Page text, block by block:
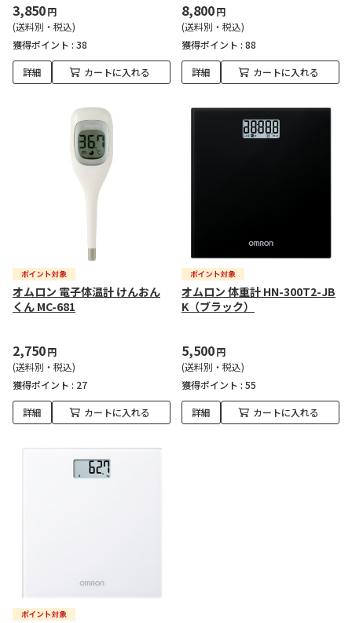
3,850円
(送料別・税込)
獲得ポイント : 38
詳細 カートに入れる
8,800円
(送料別・税込)
獲得ポイント : 88
詳細 カートに入れる
オムロン 電子体温計 けんおん
くん MC-681
2,750円
(送料別・税込)
獲得ポイント : 27
詳細 カートに入れる
オムロン 体重計 HN-300T2-JB
K（ブラック）
5,500円
(送料別・税込)
獲得ポイント : 55
詳細 カートに入れる